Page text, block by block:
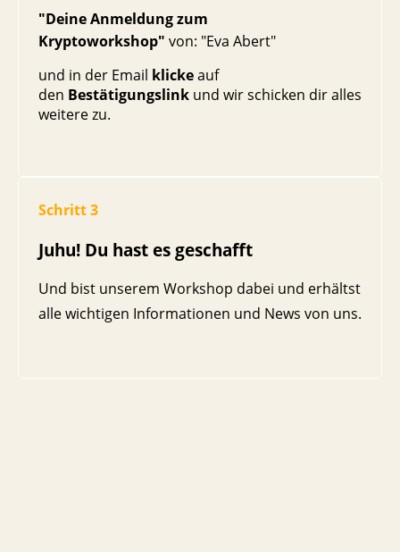
"Deine Anmeldung zum
Kryptoworkshop" von: "Eva Abert"
und in der Email klickeauf
den Bestätigungslink und wir schicken dir alles
weitere zu.
Schritt 3
Juhu! Du hast es geschafft
Und bist unserem Workshop dabei und erhältst
alle wichtigen Informationen und News von uns.